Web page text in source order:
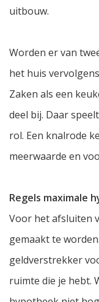
uitbouw.
Worden er van
het huis
Zaken als een
deel bij. Daar
rol. Een knalrode
meerwaarde en
Regels maximale
Voor het afsluiten
gemaakt te
geldverstrekker
ruimte die je hebt.